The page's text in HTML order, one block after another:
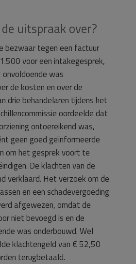
uitspraak over?
bezwaar tegen een factuur
voor een intakegesprek,
was
de kosten en over de
drie behandelaren tijdens het
oordeelde dat
ontoereikend was,
geen goed geïnformeerde
om het gesprek voort te
De klachten van de
verklaard. Het verzoek om de
en een schadevergoeding
afgewezen, omdat de
niet bevoegd is en de
was onderbouwd. Wel
klachtengeld van € 52,50
terugbetaald.